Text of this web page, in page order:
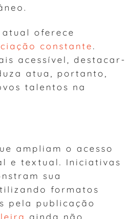
oferece
constante.
acessível, destacar-
atua, portanto,
talentos na
ampliam o acesso
e textual. Iniciativas
sua
formatos
pela publicação
ainda não